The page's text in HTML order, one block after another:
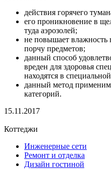
действия горячего
его проникновение в
туда аэрозолей;
не повышает влажность
порчу предметов;
данный способ
вреден для здоровья
находятся в
данный метод
категорий.
15.11.2017
Коттеджи
Инженерные сети
Ремонт и отделка
Дизайн гостиной